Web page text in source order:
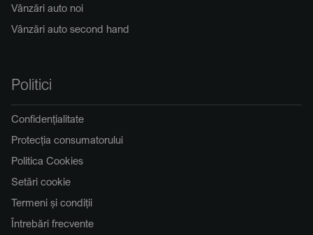
Vânzări auto noi
Vânzări auto second hand
Politici
Confidențialitate
Protecția consumatorului
Politica Cookies
Setări cookie
Termeni și condiții
Întrebări frecvente